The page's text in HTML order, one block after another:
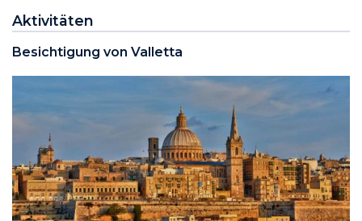
Aktivitäten
Besichtigung von Valletta